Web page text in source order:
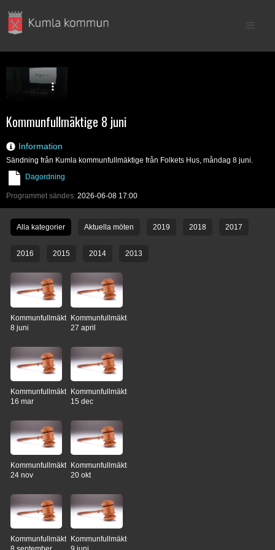
Kommunfullmäktige 8 juni
Information
Sändning från Kumla kommunfullmäktige från Folkets Hus, måndag 8 juni.
Dagordning
Programmet sändes: 2026-06-08 17:00
Alla kategorier Aktuella möten 2019 2018 2017
2016 2015 2014 2013
Kommunfullmäktige
8 juni
Kommunfullmäktige
27 april
Kommunfullmäktige
16 mar
Kommunfullmäktige
15 dec
Kommunfullmäktige
24 nov
Kommunfullmäktige
20 okt
KommunfullmäktigeKommunfullmäktige